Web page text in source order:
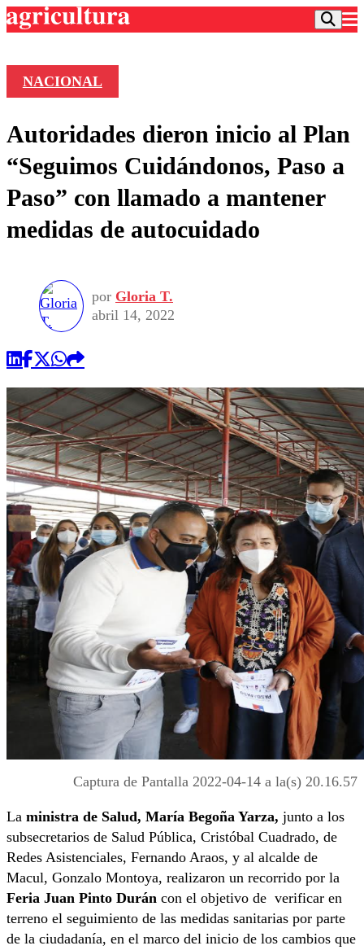
Frecuencias
Agricultura TV
Deportes
Colo Colo
Motor
Torneo Internacional
Torneo Nacional
Entretención
Noticias
Internacional
Nacional
Vida Social
Programas
Comercial
NACIONAL
Autoridades dieron inicio al Plan
“Seguimos Cuidándonos, Paso a
Paso” con llamado a mantener
medidas de autocuidado
por Gloria T.
abril 14, 2022
Captura de Pantalla 2022-04-14 a la(s) 20.16.57
La ministra de Salud, María Begoña Yarza, junto a los
subsecretarios de Salud Pública, Cristóbal Cuadrado, de
Redes Asistenciales, Fernando Araos, y al alcalde de
Macul, Gonzalo Montoya, realizaron un recorrido por la
Feria Juan Pinto Durán con el objetivo de verificar en
terreno el seguimiento de las medidas sanitarias por parte
de la ciudadanía, en el marco del inicio de los cambios que